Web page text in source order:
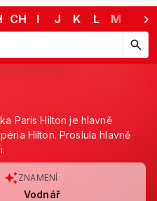
CH I J K L M
a nahoru procházejte návrhy,
Paris Hilton je hlavně
Hilton. Proslula hlavně
ZNAMENÍ
Vodnář